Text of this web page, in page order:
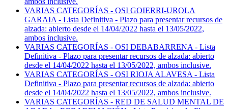
VARIAS CATEGORÍAS - OSI GOIERRI-UROLA
GARAIA - Lista Definitiva - Plazo para presentar recursos de
alzada: abierto desde el 14/04/2022 hasta el 13/05/2022,
ambos inclusive.
VARIAS CATEGORÍAS - OSI DEBABARRENA - Lista
Definitiva - Plazo para presentar recursos de alzada: abierto
desde el 14/04/2022 hasta el 13/05/2022, ambos inclusive.
VARIAS CATEGORÍAS - OSI RIOJA ALAVESA - Lista
Definitiva - Plazo para presentar recursos de alzada: abierto
desde el 14/04/2022 hasta el 13/05/2022, ambos inclusive.
VARIAS CATEGORÍAS - RED DE SALUD MENTAL DE